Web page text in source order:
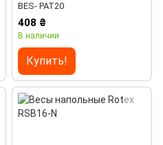
BES- PAT20
408 ₴
В наличии
Купить!